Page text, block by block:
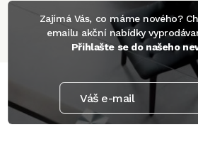
Zajímá Vás, co máme nového?
emailu akční nabídky
Přihlašte se do našeho
Váš e-mail